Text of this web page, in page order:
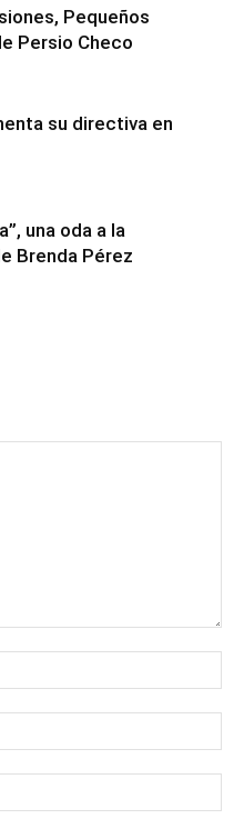
Pequeños
Persio Checo
su directiva en
una oda a la
Brenda Pérez